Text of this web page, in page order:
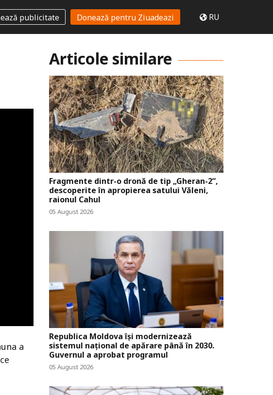
publicitate Donează pentru Ziuadeazi RU
a
Articole similare
Fragmente dintr-o dronă de tip „Gheran-2”,
descoperite în apropierea satului Văleni,
raionul Cahul
05 August 2026
Republica Moldova își modernizează
sistemul național de apărare până în 2030.
Guvernul a aprobat programul
05 August 2026